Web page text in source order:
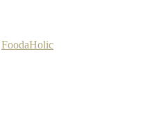
FoodaHolic